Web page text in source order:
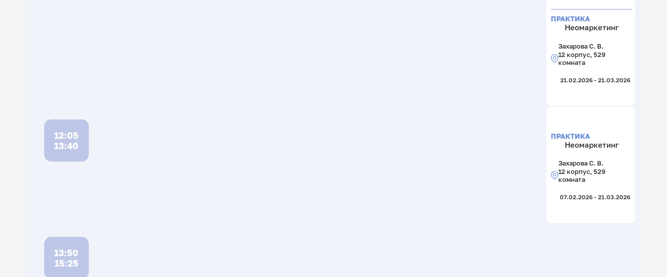
ПРАКТИКА
Неомаркетинг
Захарова С. В.
12 корпус, 529
комната
21.02.2026 - 21.03.2026
12:05
13:40
ПРАКТИКА
Неомаркетинг
Захарова С. В.
12 корпус, 529
комната
07.02.2026 - 21.03.2026
13:50
15:25